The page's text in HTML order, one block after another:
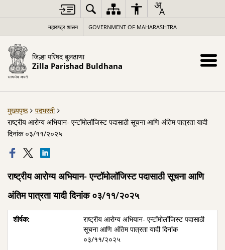
महाराष्ट्र शासन GOVERNMENT OF MAHARASHTRA
जिल्हा परिषद बुलढाणा
Zilla Parishad Buldhana
मुख्यपृष्ठ
पदभरती
राष्ट्रीय आरोग्य अभियान- एन्टॉमोलॉजिस्ट पदासाठी सूचना आणि अंतिम पात्रता यादी
दिनांक ०३/११/२०२५
राष्ट्रीय आरोग्य अभियान- एन्टॉमोलॉजिस्ट पदासाठी सूचना आणि
अंतिम पात्रता यादी दिनांक ०३/११/२०२५
राष्ट्रीय आरोग्य अभियान- एन्टॉमोलॉजिस्ट पदासाठी
सूचना आणि अंतिम पात्रता यादी दिनांक
०३/११/२०२५